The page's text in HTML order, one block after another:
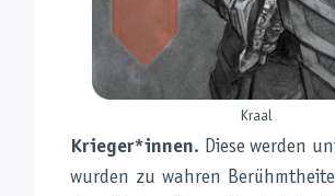
Kraal
Krieger*innen. Diese werden
wurden zu wahren